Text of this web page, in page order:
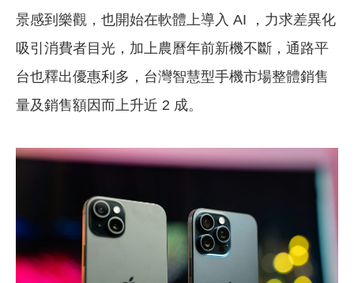
景感到樂觀，也開始在軟體上導入 AI ，力求差異化
吸引消費者目光，加上農曆年前新機不斷，通路平
台也釋出優惠利多，台灣智慧型手機市場整體銷售
量及銷售額因而上升近 2 成。